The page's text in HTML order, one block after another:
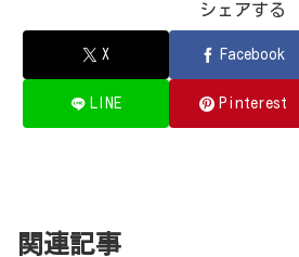
シェアする
X Facebook
LINE Pinterest
関連記事